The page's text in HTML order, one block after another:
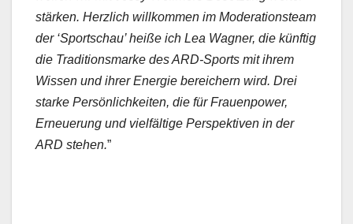
stärken. Her­zlich willkom­men im Mod­er­a­tionsteam
der ‘Sports­chau’ heiße ich Lea Wag­n­er, die kün­ftig
die Tra­di­tion­s­marke des ARD-Sports mit ihrem
Wis­sen und ihrer Energie bere­ich­ern wird. Drei
starke Per­sön­lichkeit­en, die für Frauen­pow­er,
Erneuerung und vielfältige Per­spek­tiv­en in der
ARD ste­hen.”